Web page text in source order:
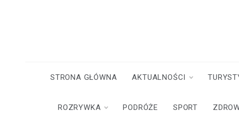
STRONA GŁÓWNA AKTUALNOŚCI
ROZRYWKA PODRÓŻE SPORT